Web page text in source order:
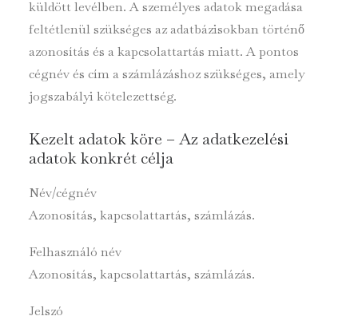
küldött levélben. A személyes adatok megadása
feltétlenül szükséges az adatbázisokban történő
azonosítás és a kapcsolattartás miatt. A pontos
cégnév és cím a számlázáshoz szükséges, amely
jogszabályi kötelezettség.
Kezelt adatok köre – Az adatkezelési
adatok konkrét célja
Név/cégnév
Azonosítás, kapcsolattartás, számlázás.
Felhasználó név
Azonosítás, kapcsolattartás, számlázás.
Jelszó